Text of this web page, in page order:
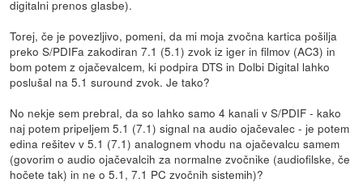
digitalni prenos glasbe).
Torej, če je povezljivo, pomeni, da mi moja zvočna kartica pošilja
preko S/PDIFa zakodiran 7.1 (5.1) zvok iz iger in filmov (AC3) in
bom potem z ojačevalcem, ki podpira DTS in Dolbi Digital lahko
poslušal na 5.1 suround zvok. Je tako?
No nekje sem prebral, da so lahko samo 4 kanali v S/PDIF - kako
naj potem pripeljem 5.1 (7.1) signal na audio ojačevalec - je potem
edina rešitev v 5.1 (7.1) analognem vhodu na ojačevalcu samem
(govorim o audio ojačevalcih za normalne zvočnike (audiofilske, če
hočete tak) in ne o 5.1, 7.1 PC zvočnih sistemih)?